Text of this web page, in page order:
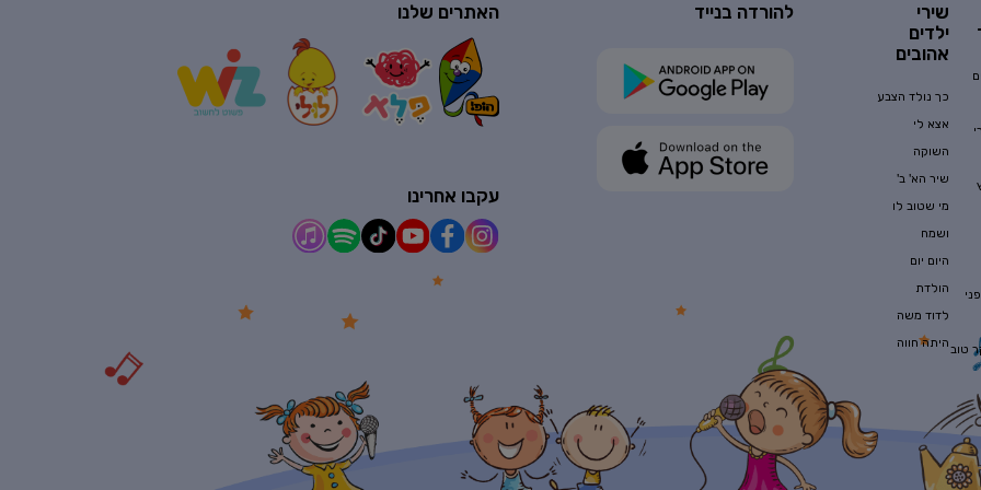
טוב
שירי
ילדים
אהובים
כך נולד הצבע
אצא לי
השוקה
שיר הא' ב'
מי שטוב לו
ושמח
היום יום
הולדת
לדוד משה
היתה חווה
להורדה בנייד האתרים שלנו
עקבו אחרינו